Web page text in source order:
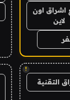
اشراق اون
لاين
!
التقنية